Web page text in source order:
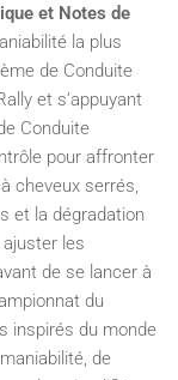
et Notes de
la plus
de Conduite
et s’appuyant
Conduite
pour affronter
cheveux serrés,
et la dégradation
les
de se lancer à
du
inspirés du monde
de